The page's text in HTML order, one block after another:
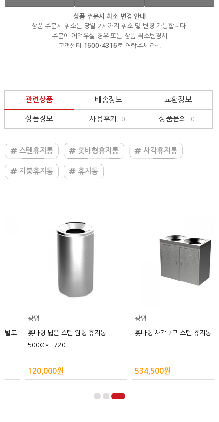
상품 주문시 취소 변경 안내
상품 주문시 취소는 당일 2시까지 취소 및 변경 가능합니다.
주문이 어려우실 경우 또는 상품 취소변경시
고객센터
1600-4316로 연락주세요~!
관련상품 배송정보 교환정보
상품정보 사용후기 0 상품문의 0
스텐휴지통 홋바형휴지통 사각휴지통
지붕휴지통 휴지통
홋바형 넓은 스텐 원형 휴지통
500Ø*H720
120,000원
홋바형 사각 2구 스텐 휴지통
534,500원